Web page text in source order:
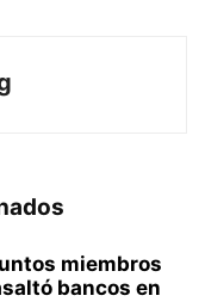
miembros
bancos en